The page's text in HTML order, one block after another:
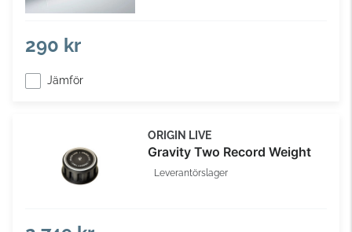
290 kr
Jämför
ORIGIN LIVE
Gravity Two Record Weight
Leverantörslager